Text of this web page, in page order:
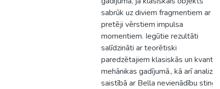
sabrūk uz diviem fragmentiem ar
pretēji vērstiem impulsa
momentiem. Iegūtie rezultāti
salīdzināti ar teorētiski
paredzētajiem klasiskās un kvantu
mehānikas gadījumā., kā arī
saistībā ar Bella nevienādību stingri